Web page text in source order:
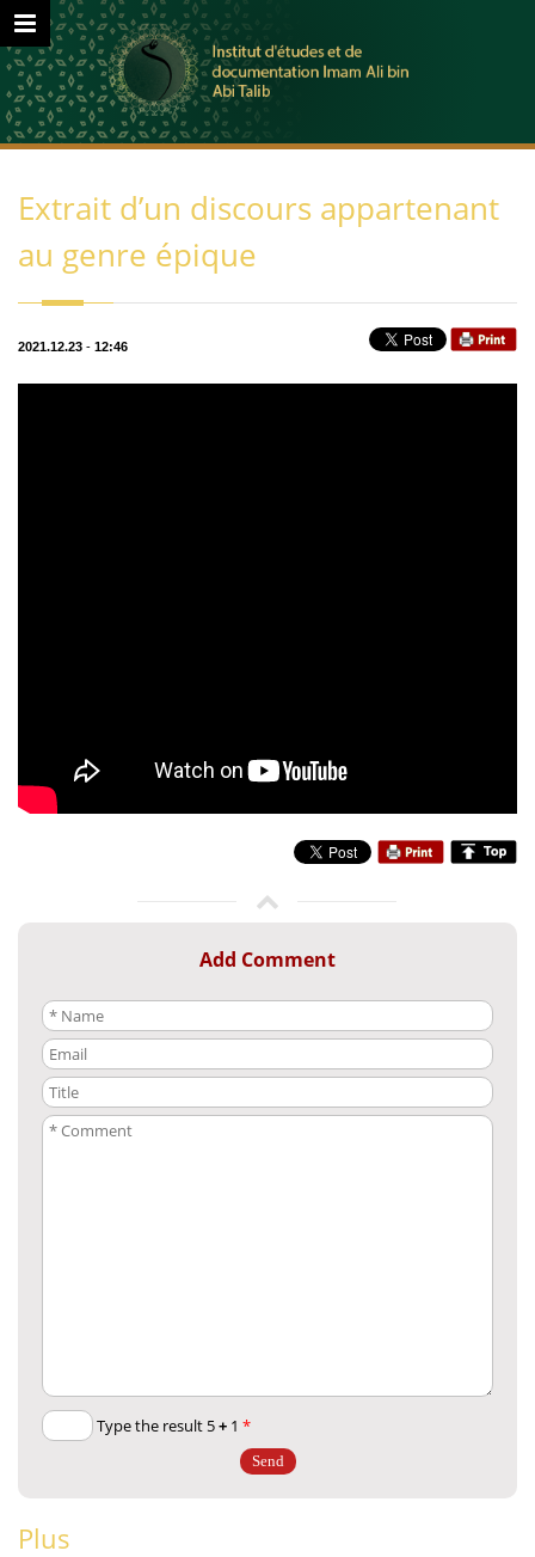
Extrait d’un discours appartenant
au genre épique
2021.12.23 - 12:46
Add Comment
*
+ 1
Plus